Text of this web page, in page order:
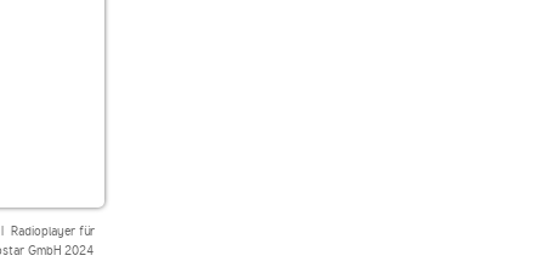
Radioplayer für
GmbH 2024